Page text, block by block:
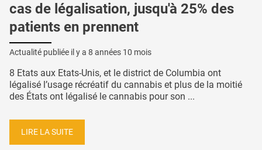
cas de légalisation, jusqu'à 25% des
patients en prennent
Actualité publiée il y a 8 années 10 mois
8 Etats aux Etats-Unis, et le district de Columbia ont
légalisé l’usage récréatif du cannabis et plus de la moitié
des États ont légalisé le cannabis pour son ...
LIRE LA SUITE